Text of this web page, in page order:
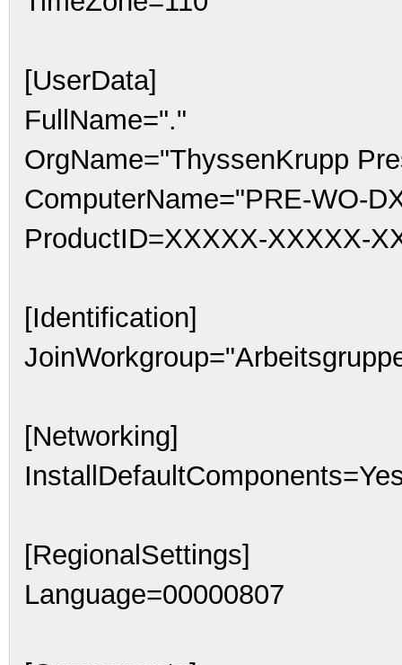
[UserData]
FullName="."
OrgName="ThyssenKrupp
ComputerName="PRE-WO-
ProductID=XXXXX-XXXXX-
[Identification]
[Networking]
[RegionalSettings]
Language=00000807